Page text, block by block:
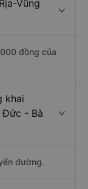
Vũng
đồng của
khai
Đức - Bà
đường.